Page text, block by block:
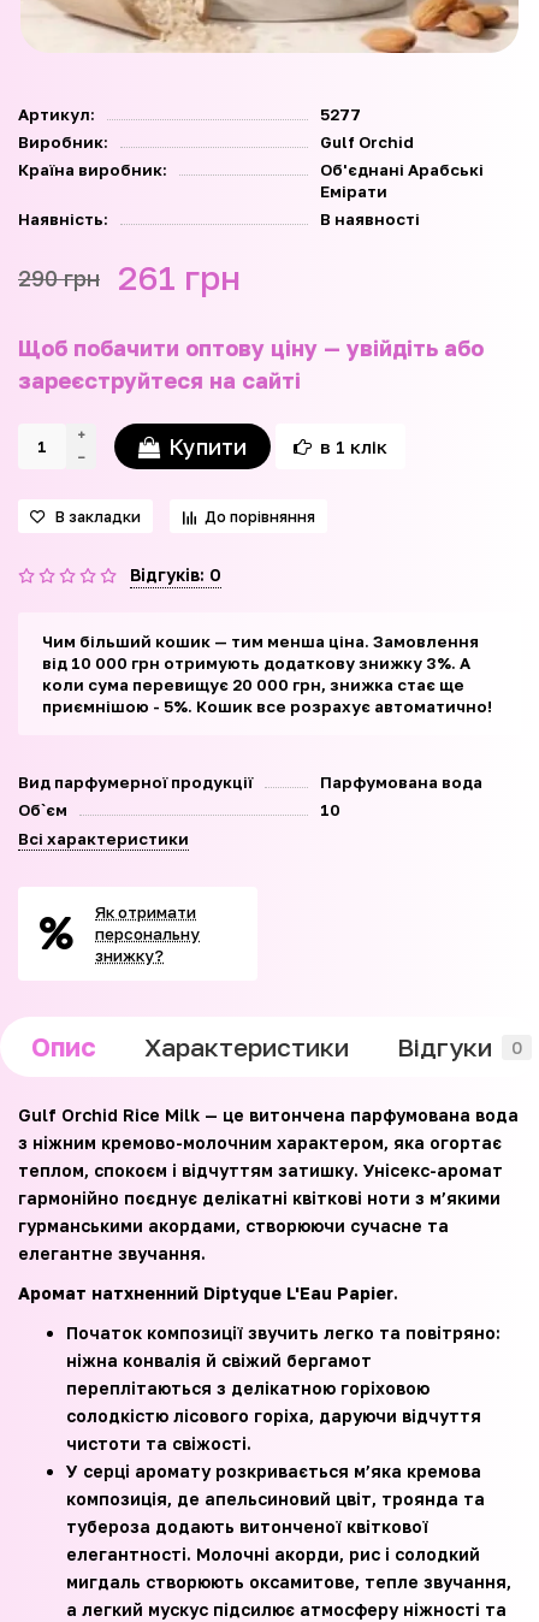
Артикул:
5277
Виробник:
Gulf Orchid
Країна виробник:
Об'єднані Арабські
Емірати
Наявність:
В наявності
290 грн 261 грн
Щоб побачити оптову ціну — увійдіть або
зареєструйтеся на сайті
Купити в 1 клік
В закладки До порівняння
Відгуків: 0
Чим більший кошик — тим менша ціна. Замовлення
від 10 000 грн отримують додаткову знижку 3%. А
коли сума перевищує 20 000 грн, знижка стає ще
приємнішою - 5%. Кошик все розрахує автоматично!
Вид парфумерної продукції
Парфумована вода
Об`єм
10
Всі характеристики
Як отримати
персональну
знижку?
Опис Характеристики Відгуки 0
Gulf Orchid Rice Milk — це витончена парфумована вода
з ніжним кремово-молочним характером, яка огортає
теплом, спокоєм і відчуттям затишку. Унісекс-аромат
гармонійно поєднує делікатні квіткові ноти з м’якими
гурманськими акордами, створюючи сучасне та
елегантне звучання.
Аромат натхненний Diptyque L'Eau Papier.
Початок композиції звучить легко та повітряно:
ніжна конвалія й свіжий бергамот
переплітаються з делікатною горіховою
солодкістю лісового горіха, даруючи відчуття
чистоти та свіжості.
У серці аромату розкривається м’яка кремова
композиція, де апельсиновий цвіт, троянда та
тубероза додають витонченої квіткової
елегантності. Молочні акорди, рис і солодкий
мигдаль створюють оксамитове, тепле звучання,
а легкий мускус підсилює атмосферу ніжності та